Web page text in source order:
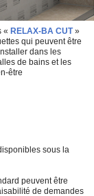
« RELAX-BA CUT»
qui peuvent être
dans les
de bains et les
être
sous la
peuvent être
de demandes